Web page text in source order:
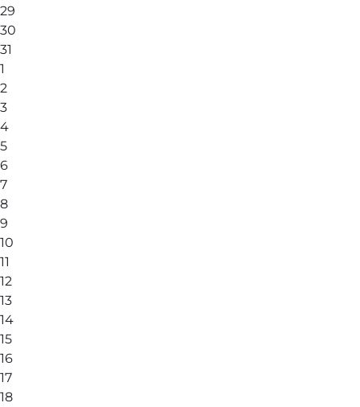
29
30
31
1
2
3
4
5
6
7
8
9
10
11
12
13
14
15
16
17
18